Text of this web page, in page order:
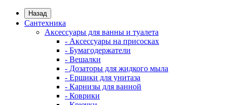
Назад
Сантехника
Аксессуары для ванны и туалета
- Аксессуары на присосках
- Бумагодержатели
- Вешалки
- Дозаторы для жидкого мыла
- Ершики для унитаза
- Карнизы для ванной
- Коврики